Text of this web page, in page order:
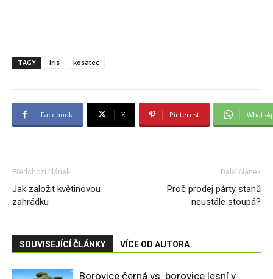
TAGY iris kosatec
Facebook X Pinterest
Předchozí článek
Jak založit květinovou
zahrádku
Další článek
Proč prodej párty stanů
neustále stoupá?
SOUVISEJÍCÍ ČLÁNKY VÍCE OD AUTORA
Borovice černá vs. borovice lesní v